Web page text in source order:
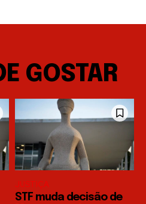
GOSTAR
JUSTIÇA
STF muda decisão de